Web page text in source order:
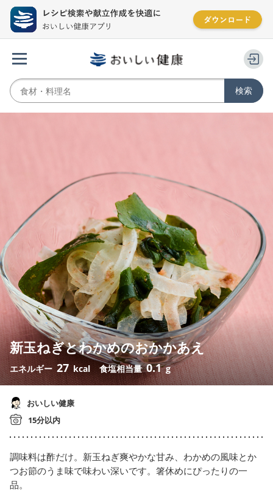
新玉ねぎとわかめのおかかあえ
エネルギー 27 kcal 食塩相当量0.1 g
おいしい健康
15分以内
調味料は酢だけ。新玉ねぎ爽やかな甘み、わかめの風味とか
つお節のうま味で味わい深いです。箸休めにぴったりの一
品。